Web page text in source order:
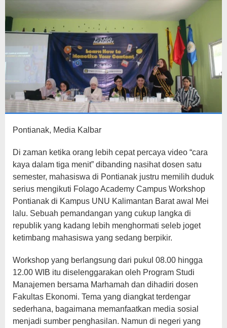
Pontianak, Media Kalbar
Di zaman ketika orang lebih cepat percaya video “cara
kaya dalam tiga menit” dibanding nasihat dosen satu
semester, mahasiswa di Pontianak justru memilih duduk
serius mengikuti Folago Academy Campus Workshop
Pontianak di Kampus UNU Kalimantan Barat awal Mei
lalu. Sebuah pemandangan yang cukup langka di
republik yang kadang lebih menghormati seleb joget
ketimbang mahasiswa yang sedang berpikir.
Workshop yang berlangsung dari pukul 08.00 hingga
12.00 WIB itu diselenggarakan oleh Program Studi
Manajemen bersama Marhamah dan dihadiri dosen
Fakultas Ekonomi. Tema yang diangkat terdengar
sederhana, bagaimana memanfaatkan media sosial
menjadi sumber penghasilan. Namun di negeri yang